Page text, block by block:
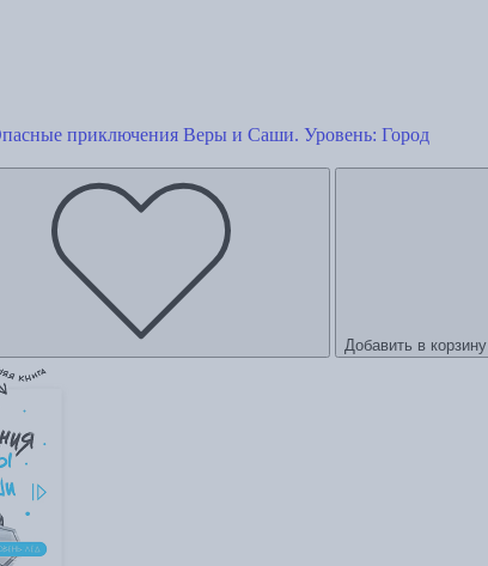
приключения Веры и Саши. Уровень: Город
Добавить в корзину